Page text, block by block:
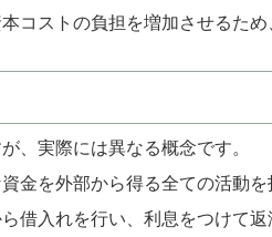
コストの負担を増加させるた
、実際には異なる概念です。
金を外部から得る全ての活動
借入れを行い、利息をつけて返